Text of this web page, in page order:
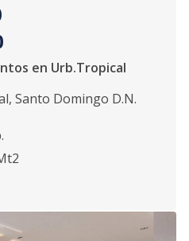
en Urb.Tropical
, Santo Domingo D.N.